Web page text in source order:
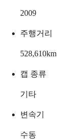
2009
주행거리
528,610km
캡 종류
기타
변속기
수동